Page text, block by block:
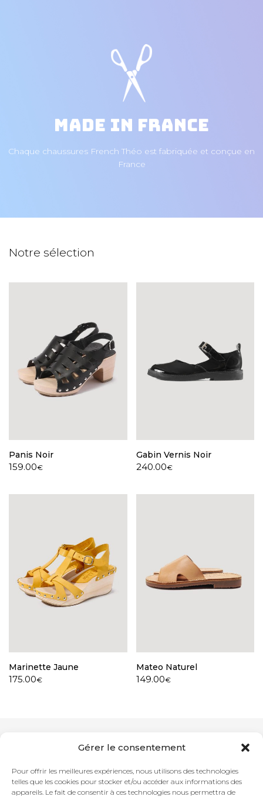
Gérer le consentement
Pour offrir les meilleures expériences, nous utilisons des technologies
telles que les cookies pour stocker et/ou accéder aux informations des
appareils. Le fait de consentir à ces technologies nous permettra de
Made in France
Chaque chaussures French Théo est fabriquée et conçue en
France
Notre sélection
Panis Noir
159.00€
Gabin Vernis Noir
240.00€
Marinette Jaune
175.00€
Mateo Naturel
149.00€
Newsletter
Adresse mail